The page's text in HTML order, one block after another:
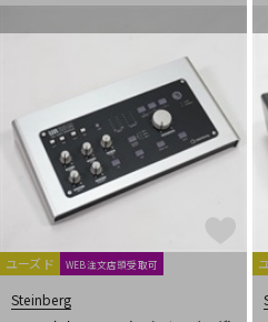
ユーズド WEB注文店頭受取可
Steinberg